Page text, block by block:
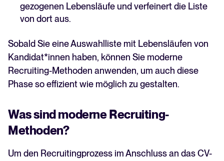
gezogenen Lebensläufe und verfeinert die Liste
von dort aus.
Sobald Sie eine Auswahlliste mit Lebensläufen von
Kandidat*innen haben, können Sie moderne
Recruiting-Methoden anwenden, um auch diese
Phase so effizient wie möglich zu gestalten.
Was sind moderne Recruiting-
Methoden?
Um den Recruitingprozess im Anschluss an das CV-